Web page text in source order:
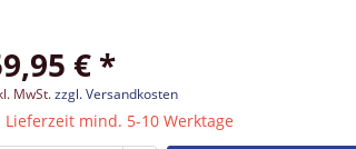
€ *
MwSt.zzgl. Versandkosten
Lieferzeit mind. 5-10 Werktage